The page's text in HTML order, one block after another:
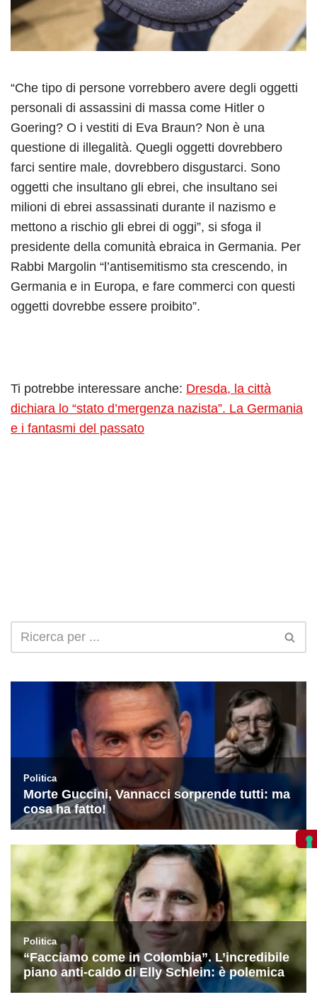
“Che tipo di persone vorrebbero avere degli oggetti
personali di assassini di massa come Hitler o
Goering? O i vestiti di Eva Braun? Non è una
questione di illegalità. Quegli oggetti dovrebbero
farci sentire male, dovrebbero disgustarci. Sono
oggetti che insultano gli ebrei, che insultano sei
milioni di ebrei assassinati durante il nazismo e
mettono a rischio gli ebrei di oggi”, si sfoga il
presidente della comunità ebraica in Germania. Per
Rabbi Margolin “l’antisemitismo sta crescendo, in
Germania e in Europa, e fare commerci con questi
oggetti dovrebbe essere proibito”.
Ti potrebbe interessare anche: Dresda, la città
dichiara lo “stato d’mergenza nazista”. La Germania
e i fantasmi del passato